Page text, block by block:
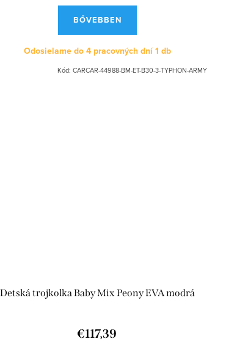
BŐVEBBEN
Odosielame do 4 pracovných dní1 db
Kód:CARCAR-44988-BM-ET-B30-3-TYPHON-ARMY
Detská trojkolka Baby Mix Peony EVA modrá
€117,39